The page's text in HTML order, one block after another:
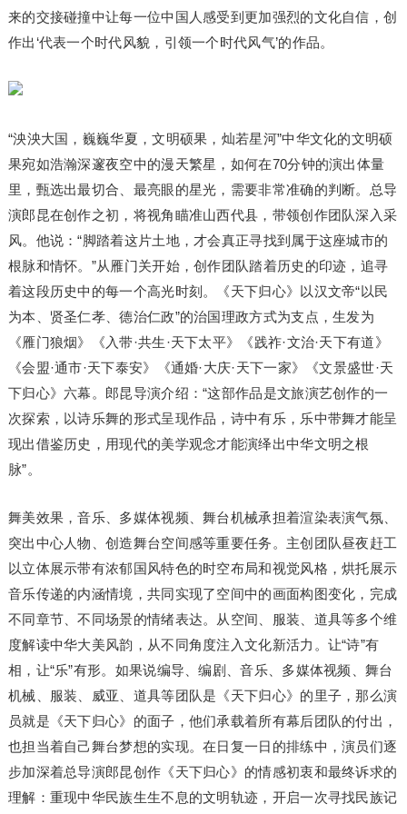
来的交接碰撞中让每一位中国人感受到更加强烈的文化自信，创
作出‘代表一个时代风貌，引领一个时代风气’的作品。
“泱泱大国，巍巍华夏，文明硕果，灿若星河”中华文化的文明硕
果宛如浩瀚深邃夜空中的漫天繁星，如何在70分钟的演出体量
里，甄选出最切合、最亮眼的星光，需要非常准确的判断。总导
演郎昆在创作之初，将视角瞄准山西代县，带领创作团队深入采
风。他说：“脚踏着这片土地，才会真正寻找到属于这座城市的
根脉和情怀。”从雁门关开始，创作团队踏着历史的印迹，追寻
着这段历史中的每一个高光时刻。《天下归心》以汉文帝“以民
为本、贤圣仁孝、德治仁政”的治国理政方式为支点，生发为
《雁门狼烟》《入带·共生·天下太平》《践祚·文治·天下有道》
《会盟·通市·天下泰安》《通婚·大庆·天下一家》《文景盛世·天
下归心》六幕。郎昆导演介绍：“这部作品是文旅演艺创作的一
次探索，以诗乐舞的形式呈现作品，诗中有乐，乐中带舞才能呈
现出借鉴历史，用现代的美学观念才能演绎出中华文明之根
脉”。
舞美效果，音乐、多媒体视频、舞台机械承担着渲染表演气氛、
突出中心人物、创造舞台空间感等重要任务。主创团队昼夜赶工
以立体展示带有浓郁国风特色的时空布局和视觉风格，烘托展示
音乐传递的内涵情境，共同实现了空间中的画面构图变化，完成
不同章节、不同场景的情绪表达。从空间、服装、道具等多个维
度解读中华大美风韵，从不同角度注入文化新活力。让“诗”有
相，让“乐”有形。如果说编导、编剧、音乐、多媒体视频、舞台
机械、服装、威亚、道具等团队是《天下归心》的里子，那么演
员就是《天下归心》的面子，他们承载着所有幕后团队的付出，
也担当着自己舞台梦想的实现。在日复一日的排练中，演员们逐
步加深着总导演郎昆创作《天下归心》的情感初衷和最终诉求的
理解：重现中华民族生生不息的文明轨迹，开启一次寻找民族记